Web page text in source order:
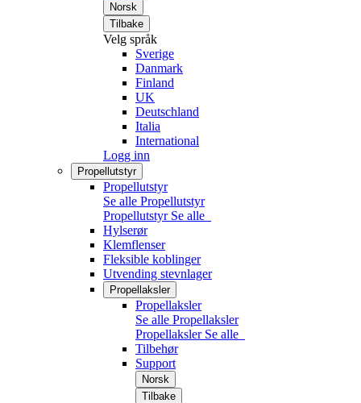
Norsk
Tilbake
Velg språk
Sverige
Danmark
Finland
UK
Deutschland
Italia
International
Logg inn
Propellutstyr
Propellutstyr
Se alle Propellutstyr
Propellutstyr Se alle
Hylserør
Klemflenser
Fleksible koblinger
Utvending stevnlager
Propellaksler
Propellaksler
Se alle Propellaksler
Propellaksler Se alle
Tilbehør
Support
Norsk
Tilbake